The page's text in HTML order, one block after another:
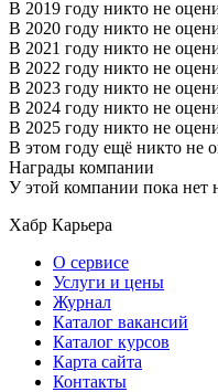
В 2019 году никто не
В 2020 году никто не
В 2021 году никто не
В 2022 году никто не
В 2023 году никто не
В 2024 году никто не
В 2025 году никто не
В этом году ещё никто не
Награды компании
У этой компании пока нет
Хабр Карьера
О сервисе
Услуги и цены
Журнал
Каталог вакансий
Каталог курсов
Карта сайта
Контакты